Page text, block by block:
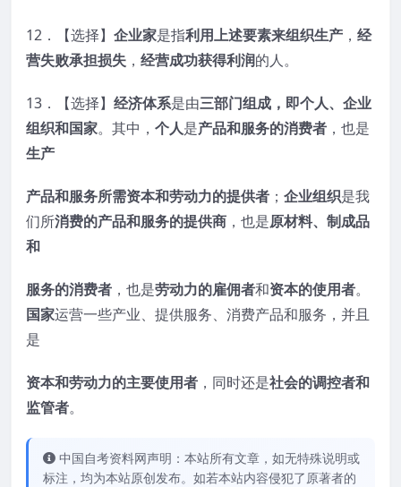
12．【选择】 企业家是指利用上述要素来组织生产 ， 经
营失败承担损失 ， 经营成功获得利润的人。
13．【选择】 经济体系是由三部门组成，即个人、企业
组织和国家。其中， 个人是产品和服务的消费者 ，也是
生产
产品和服务所需资本和劳动力的提供者 ； 企业组织是我
们所消费的产品和服务的提供商 ，也是原材料、制成品
和
服务的消费者 ，也是劳动力的雇佣者和资本的使用者。
国家运营一些产业、提供服务、消费产品和服务，并且
是
资本和劳动力的主要使用者 ，同时还是社会的调控者和
监管者。
中国自考资料网声明：本站所有文章，如无特殊说明或
标注，均为本站原创发布。如若本站内容侵犯了原著者的